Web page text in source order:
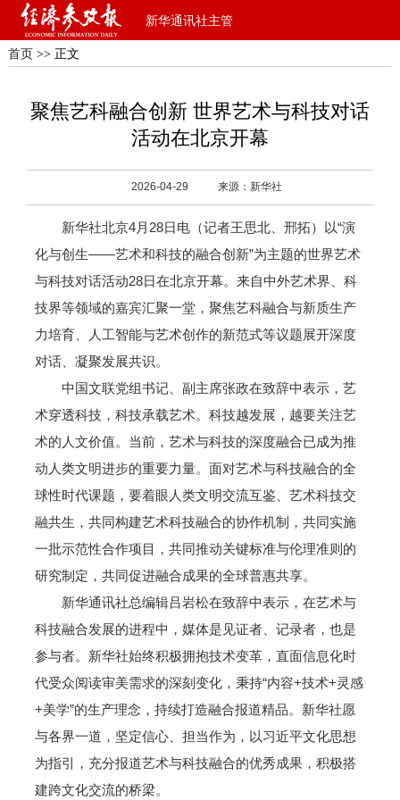
新华通讯社主管
首页 >> 正文
聚焦艺科融合创新 世界艺术与科技对话
活动在北京开幕
2026-04-29 来源：新华社
新华社北京4月28日电（记者王思北、邢拓）以“演
化与创生——艺术和科技的融合创新”为主题的世界艺术
与科技对话活动28日在北京开幕。来自中外艺术界、科
技界等领域的嘉宾汇聚一堂，聚焦艺科融合与新质生产
力培育、人工智能与艺术创作的新范式等议题展开深度
对话、凝聚发展共识。
中国文联党组书记、副主席张政在致辞中表示，艺
术穿透科技，科技承载艺术。科技越发展，越要关注艺
术的人文价值。当前，艺术与科技的深度融合已成为推
动人类文明进步的重要力量。面对艺术与科技融合的全
球性时代课题，要着眼人类文明交流互鉴、艺术科技交
融共生，共同构建艺术科技融合的协作机制，共同实施
一批示范性合作项目，共同推动关键标准与伦理准则的
研究制定，共同促进融合成果的全球普惠共享。
新华通讯社总编辑吕岩松在致辞中表示，在艺术与
科技融合发展的进程中，媒体是见证者、记录者，也是
参与者。新华社始终积极拥抱技术变革，直面信息化时
代受众阅读审美需求的深刻变化，秉持“内容+技术+灵感
+美学”的生产理念，持续打造融合报道精品。新华社愿
与各界一道，坚定信心、担当作为，以习近平文化思想
为指引，充分报道艺术与科技融合的优秀成果，积极搭
建跨文化交流的桥梁。